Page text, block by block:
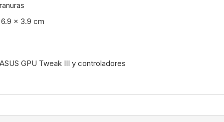
x 3.9 cm
GPU Tweak III y controladores